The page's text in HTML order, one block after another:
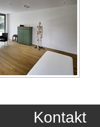
Kontakt